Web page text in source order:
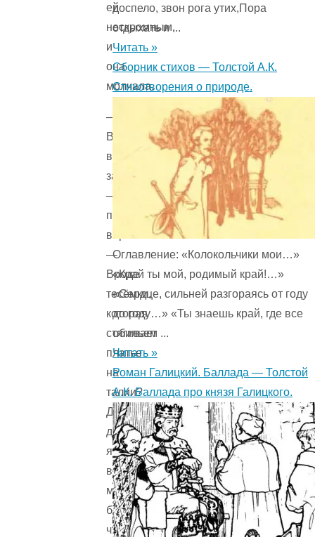
ей
нескромным,
и
она
молчала.
—
Вы,
вероятно,
завязка?
—
продолжал
воротничок.
—
Вроде
тесёмки,
которая
стягивает
платье
на
талии?
Да-
да,
я
вижу,
милая
барышня,
что
доспело, звон рога утих,Пора
отдыхать и ...
Читать »
Сборник стихов — Толстой А.К.
Стихотворения о природе.
Оглавление: «Колокольчики мои…»
«Край ты мой, родимый край!…»
«Сердце, сильней разгораясь от году
до году…» «Ты знаешь край, где все
обильем ...
Читать »
Роман Галицкий. Баллада — Толстой
А.К. Баллада про князя Галицкого.